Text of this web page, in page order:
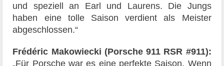
und speziell an Earl und Laurens. Die Jungs
haben eine tolle Saison verdient als Meister
abgeschlossen.“
Frédéric Makowiecki (Porsche 911 RSR #911):
„Für Porsche war es eine perfekte Saison. Wenn